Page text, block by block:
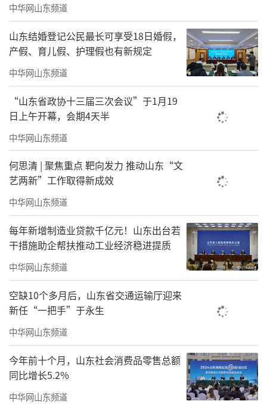
中华网山东频道
山东结婚登记公民最长可享受18日婚假，
产假、育儿假、护理假也有新规定
中华网山东频道
“山东省政协十三届三次会议”于1月19
日上午开幕，会期4天半
中华网山东频道
何思清 | 聚焦重点 靶向发力 推动山东“文
艺两新”工作取得新成效
中华网山东频道
每年新增制造业贷款千亿元！山东出台若
干措施助企帮扶推动工业经济稳进提质
中华网山东频道
空缺10个多月后，山东省交通运输厅迎来
新任“一把手”于永生
中华网山东频道
今年前十个月，山东社会消费品零售总额
同比增长5.2%
中华网山东频道